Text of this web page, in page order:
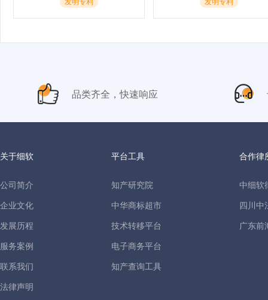
发明专利 发明专利
品类齐全，快速响应
关于细软
公司简介
企业文化
发展历程
服务案例
联系我们
法律声明
平台工具
知产研究院
中华商标超市
技术转移平台
电子商务平台
知产查询工具
合作律
中细软
四川中
广东前